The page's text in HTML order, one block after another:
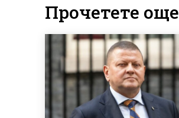
Прочетете още